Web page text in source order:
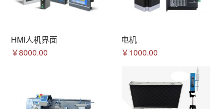
HMI人机界面
￥8000.00
电机
￥1000.00